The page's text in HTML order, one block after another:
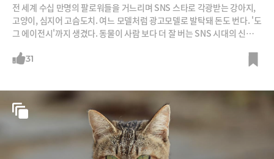
전 세계 수십 만명의 팔로워들을 거느리며 SNS 스타로 각광받는 강아지,
고양이, 심지어 고슴도치. 여느 모델처럼 광고모델로 발탁돼 돈도 번다. '도
그 에이전시'까지 생겼다. 동물이 사람 보다 더 잘 버는 SNS 시대의 신풍속
31